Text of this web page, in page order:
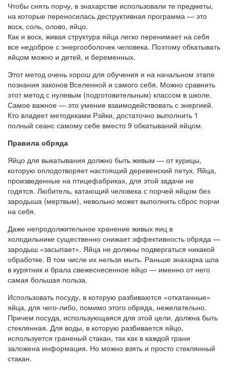
Чтобы снять порчу, в знахарстве использовали те предметы,
на которые переносилась деструктивная программа — это
воск, соль, олово, яйцо.
Как и воск, живая структура яйца легко перенимает на себя
все недоброе с энергооболочек человека. Поэтому обкатывать
яйцом можно и детей, и беременных.
Этот метод очень хорош для обучения и на начальном этапе
познания законов Вселенной и самого себя. Можно сравнить
этот метод с нулевым (подготовительным) классом в школе.
Самое важное — это умение взаимодействовать с энергией.
Кто владеет методиками Рэйки, достаточно выполнить 1
полный сеанс самому себе вместо 9 обкатываний яйцом.
Правила обряда
Яйцо для выкатывания должно быть живым — от курицы,
которую оплодотворяет настоящий деревенский петух. Яйца,
произведенные на птицефабриках, для этой задачи не
годятся. Любитель, катающий человека с порчей яйцом без
зародыша (мертвым), невольно может выполнить сброс порчи
на себя.
Даже непродолжительное хранение живых яиц в
холодильнике существенно снижает эффективность обряда —
зародыш «засыпает». Яйца не должны подвергаться никакой
обработке. В том числе их нельзя мыть. Раньше знахарка шла
в курятник и брала свежеснесенное яйцо — именно от него
самая большая польза.
Использовать посуду, в которую разбиваются «откатанные»
яйца, для чего-либо, помимо этого обряда, нежелательно.
Причем посуда, использующаяся для этой цели, должна быть
стеклянная. Для воды, в которую разбивается яйцо,
используется граненый стакан, так как в каждой грани
заложена информация. Но можно взять и просто стеклянный
стакан.